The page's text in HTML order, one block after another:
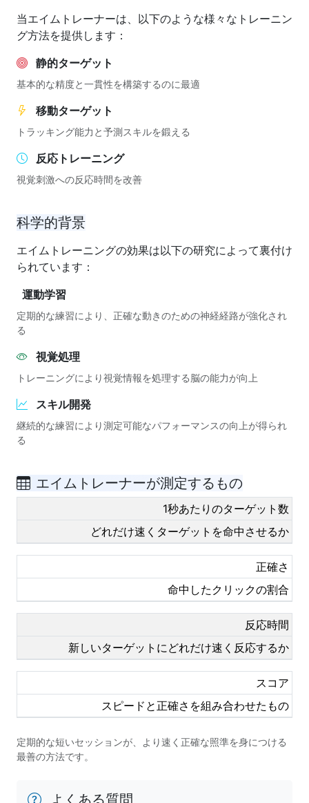
当エイムトレーナーは、以下のような様々なトレーニン
グ方法を提供します：
静的ターゲット
基本的な精度と一貫性を構築するのに最適
移動ターゲット
トラッキング能力と予測スキルを鍛える
反応トレーニング
視覚刺激への反応時間を改善
科学的背景
エイムトレーニングの効果は以下の研究によって裏付け
られています：
運動学習
定期的な練習により、正確な動きのための神経経路が強化され
る
視覚処理
トレーニングにより視覚情報を処理する脳の能力が向上
スキル開発
継続的な練習により測定可能なパフォーマンスの向上が得られ
る
エイムトレーナーが測定するもの
1秒あたりのターゲット数
どれだけ速くターゲットを命中させるか
正確さ
命中したクリックの割合
反応時間
新しいターゲットにどれだけ速く反応するか
スコア
スピードと正確さを組み合わせたもの
定期的な短いセッションが、より速く正確な照準を身につける
最善の方法です。